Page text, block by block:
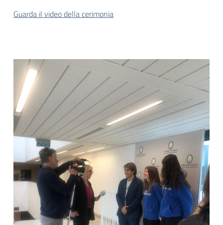
Guarda il video della cerimonia